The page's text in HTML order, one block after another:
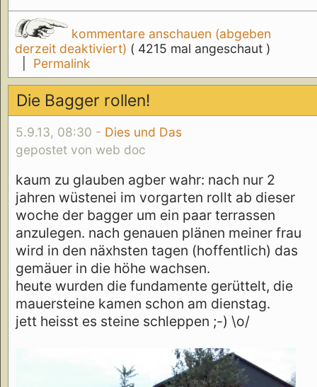
kommentare anschauen (abgeben
derzeit deaktiviert) ( 4215 mal angeschaut )
Permalink
Die Bagger rollen!
5.9.13, 08:30 - Dies und Das
gepostet von web doc
kaum zu glauben agber wahr: nach nur 2
jahren wüstenei im vorgarten rollt ab dieser
woche der bagger um ein paar terrassen
anzulegen. nach genauen plänen meiner frau
wird in den näxhsten tagen (hoffentlich) das
gemäuer in die höhe wachsen.
heute wurden die fundamente gerüttelt, die
mauersteine kamen schon am dienstag.
jett heisst es steine schleppen ;-) \o/